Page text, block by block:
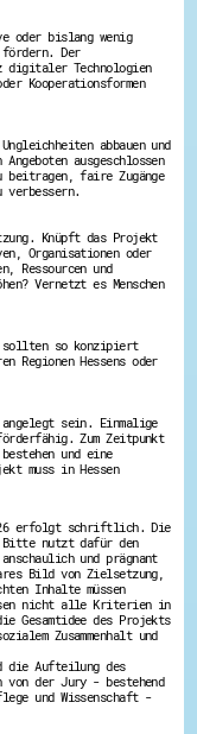
oder bislang wenig
Der
digitaler Technologien
Kooperationsformen
abbauen und
ausgeschlossen
faire Zugänge
verbessern.
Knüpft das Projekt
Organisationen oder
Ressourcen und
Vernetzt es Menschen
sollten so konzipiert
Regionen Hessens oder
sein. Einmalige
Zum Zeitpunkt
und eine
muss in Hessen
erfolgt schriftlich. Die
Bitte nutzt dafür den
und prägnant
Bild von Zielsetzung,
Inhalte müssen
nicht alle Kriterien in
Gesamtidee des Projekts
Zusammenhalt und
die Aufteilung des
von der Jury - bestehend
und Wissenschaft -